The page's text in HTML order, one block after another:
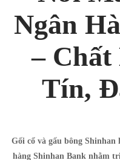
Ngân
–
Tín,
Gối cổ và gấu bông
hàng Shinhan Bank nhằm